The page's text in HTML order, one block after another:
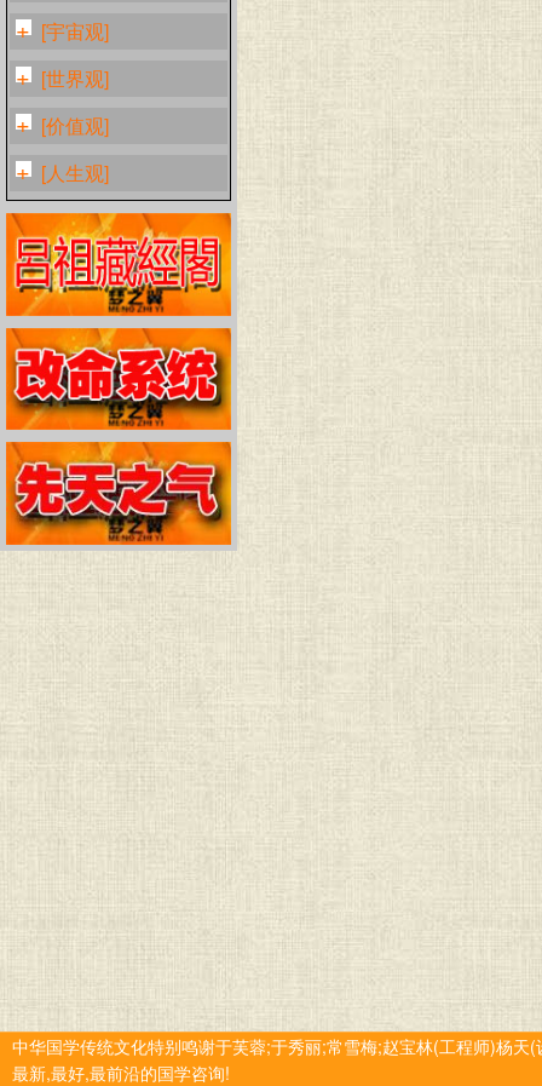
[宇宙观]
[世界观]
[价值观]
[人生观]
中华国学传统文化特别鸣谢于芙蓉;于秀丽;常雪梅;赵宝林(工程师)杨天
最新,最好,最前沿的国学咨询!